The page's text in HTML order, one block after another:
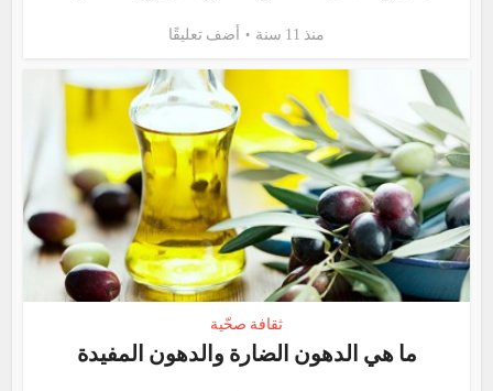
منذ 11 سنة أضف تعليقًا
ثقافة صحّية
ما هي الدهون الضارة والدهون المفيدة